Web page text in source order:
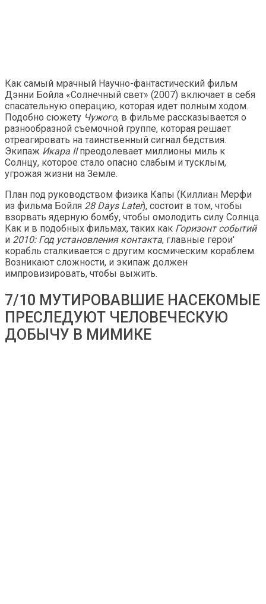
Как самый мрачный Научно-фантастический фильм
Дэнни Бойла «Солнечный свет» (2007) включает в себя
спасательную операцию, которая идет полным ходом.
Подобно сюжету Чужого, в фильме рассказывается о
разнообразной съемочной группе, которая решает
отреагировать на таинственный сигнал бедствия.
Экипаж Икара IIпреодолевает миллионы миль к
Солнцу, которое стало опасно слабым и тусклым,
угрожая жизни на Земле.
План под руководством физика Капы (Киллиан Мерфи
из фильма Бойля 28 Days Later), состоит в том, чтобы
взорвать ядерную бомбу, чтобы омолодить силу Солнца.
Как и в подобных фильмах, таких как Горизонт событий
и 2010: Год установления контакта, главные герои'
корабль сталкивается с другим космическим кораблем.
Возникают сложности, и экипаж должен
импровизировать, чтобы выжить.
7/10 МУТИРОВАВШИЕ НАСЕКОМЫЕ
ПРЕСЛЕДУЮТ ЧЕЛОВЕЧЕСКУЮ
ДОБЫЧУ В МИМИКЕ